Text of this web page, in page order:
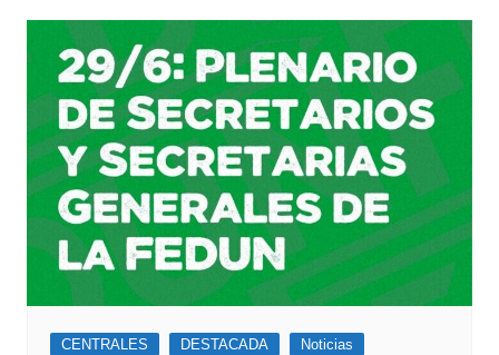
CENTRALES DESTACADA
Noticias